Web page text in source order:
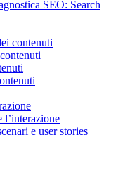
SEO: Search
contenuti
l’interazione
e user stories